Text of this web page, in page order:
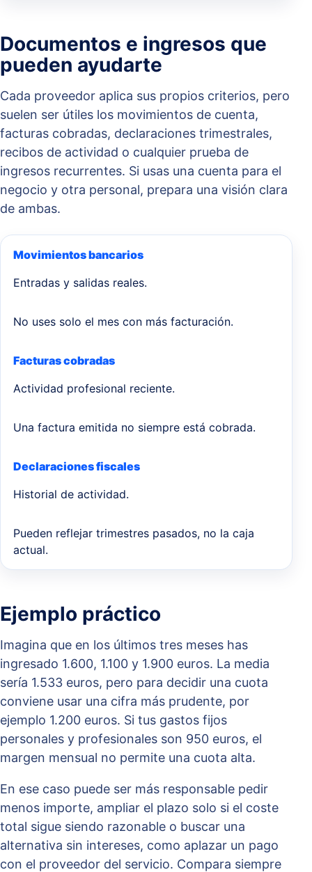
Documentos e ingresos que
pueden ayudarte
Cada proveedor aplica sus propios criterios, pero
suelen ser útiles los movimientos de cuenta,
facturas cobradas, declaraciones trimestrales,
recibos de actividad o cualquier prueba de
ingresos recurrentes. Si usas una cuenta para el
negocio y otra personal, prepara una visión clara
de ambas.
Movimientos bancarios
Entradas y salidas reales.
No uses solo el mes con más facturación.
Facturas cobradas
Actividad profesional reciente.
Una factura emitida no siempre está cobrada.
Declaraciones fiscales
Historial de actividad.
Pueden reflejar trimestres pasados, no la caja
actual.
Ejemplo práctico
Imagina que en los últimos tres meses has
ingresado 1.600, 1.100 y 1.900 euros. La media
sería 1.533 euros, pero para decidir una cuota
conviene usar una cifra más prudente, por
ejemplo 1.200 euros. Si tus gastos fijos
personales y profesionales son 950 euros, el
margen mensual no permite una cuota alta.
En ese caso puede ser más responsable pedir
menos importe, ampliar el plazo solo si el coste
total sigue siendo razonable o buscar una
alternativa sin intereses, como aplazar un pago
con el proveedor del servicio. Compara siempre